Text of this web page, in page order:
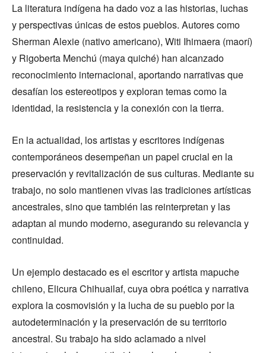
La literatura indígena ha dado voz a las historias, luchas
y perspectivas únicas de estos pueblos. Autores como
Sherman Alexie (nativo americano), Witi Ihimaera (maorí)
y Rigoberta Menchú (maya quiché) han alcanzado
reconocimiento internacional, aportando narrativas que
desafían los estereotipos y exploran temas como la
identidad, la resistencia y la conexión con la tierra.
En la actualidad, los artistas y escritores indígenas
contemporáneos desempeñan un papel crucial en la
preservación y revitalización de sus culturas. Mediante su
trabajo, no solo mantienen vivas las tradiciones artísticas
ancestrales, sino que también las reinterpretan y las
adaptan al mundo moderno, asegurando su relevancia y
continuidad.
Un ejemplo destacado es el escritor y artista mapuche
chileno, Elicura Chihuailaf, cuya obra poética y narrativa
explora la cosmovisión y la lucha de su pueblo por la
autodeterminación y la preservación de su territorio
ancestral. Su trabajo ha sido aclamado a nivel